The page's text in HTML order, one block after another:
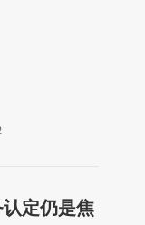
定仍是焦